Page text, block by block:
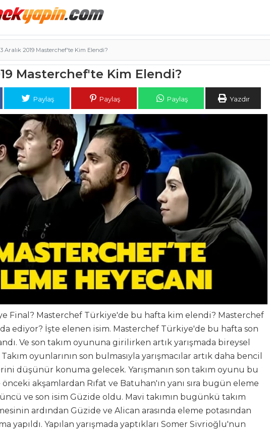
Aralık 2019 Masterchef'te Kim Elendi?
Masterchef'te Kim Elendi?
Paylaş Paylaş Paylaş Yazdır
Final? Masterchef Türkiye'de bu hafta kim elendi? Masterchef
ediyor? İşte elenen isim. Masterchef Türkiye'de bu hafta son
Ve son takım oyununa girilirken artık yarışmada bireysel
oyunlarının son bulmasıyla yarışmacılar artık daha bencil
düşünür konuma gelecek. Yarışmanın son takım oyunu bu
önceki akşamlardan Rıfat ve Batuhan'ın yanı sıra bugün eleme
ve son isim Güzide oldu. Mavi takımın bugünkü takım
ardından Güzide ve Alican arasında eleme potasından
yapıldı. Yapılan yarışmada yaptıkları Somer Sivrioğlu'nun